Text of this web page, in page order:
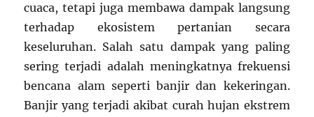
cuaca, tetapi juga membawa dampak langsung
terhadap ekosistem pertanian secara
keseluruhan. Salah satu dampak yang paling
sering terjadi adalah meningkatnya frekuensi
bencana alam seperti banjir dan kekeringan.
Banjir yang terjadi akibat curah hujan ekstrem